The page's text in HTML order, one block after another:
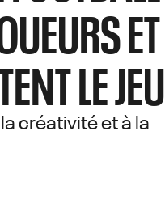
ET
LE JEU
créativité et à la